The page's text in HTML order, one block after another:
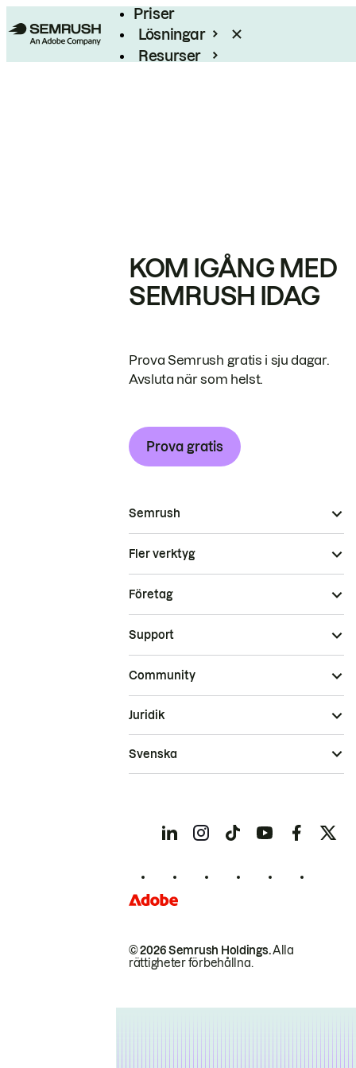
Priser
Lösningar
Resurser
KOM IGÅNG MED
SEMRUSH IDAG
Prova Semrush gratis i sju dagar.
Avsluta när som helst.
Prova gratis
Semrush
Fler verktyg
Företag
Support
Community
© 2026 Semrush Holdings.Alla
rättigheter förbehållna.
Juridik
Svenska